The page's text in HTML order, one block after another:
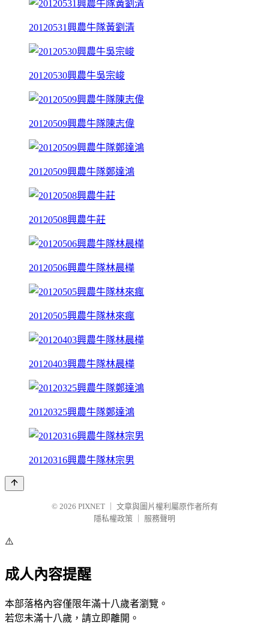
20120531興農牛隊黃劉清
20120530興農牛吳宗峻
20120509興農牛隊陳志偉
20120509興農牛隊鄭達鴻
20120508興農牛莊
20120506興農牛隊林晨樺
20120505興農牛隊林來瘋
20120403興農牛隊林晨樺
20120325興農牛隊鄭達鴻
20120316興農牛隊林宗男
© 2026 PIXNET
文章與圖片權利屬原作者所有
隱私權政策
服務聲明
⚠️
成人內容提醒
本部落格內容僅限年滿十八歲者瀏覽。
若您未滿十八歲，請立即離開。